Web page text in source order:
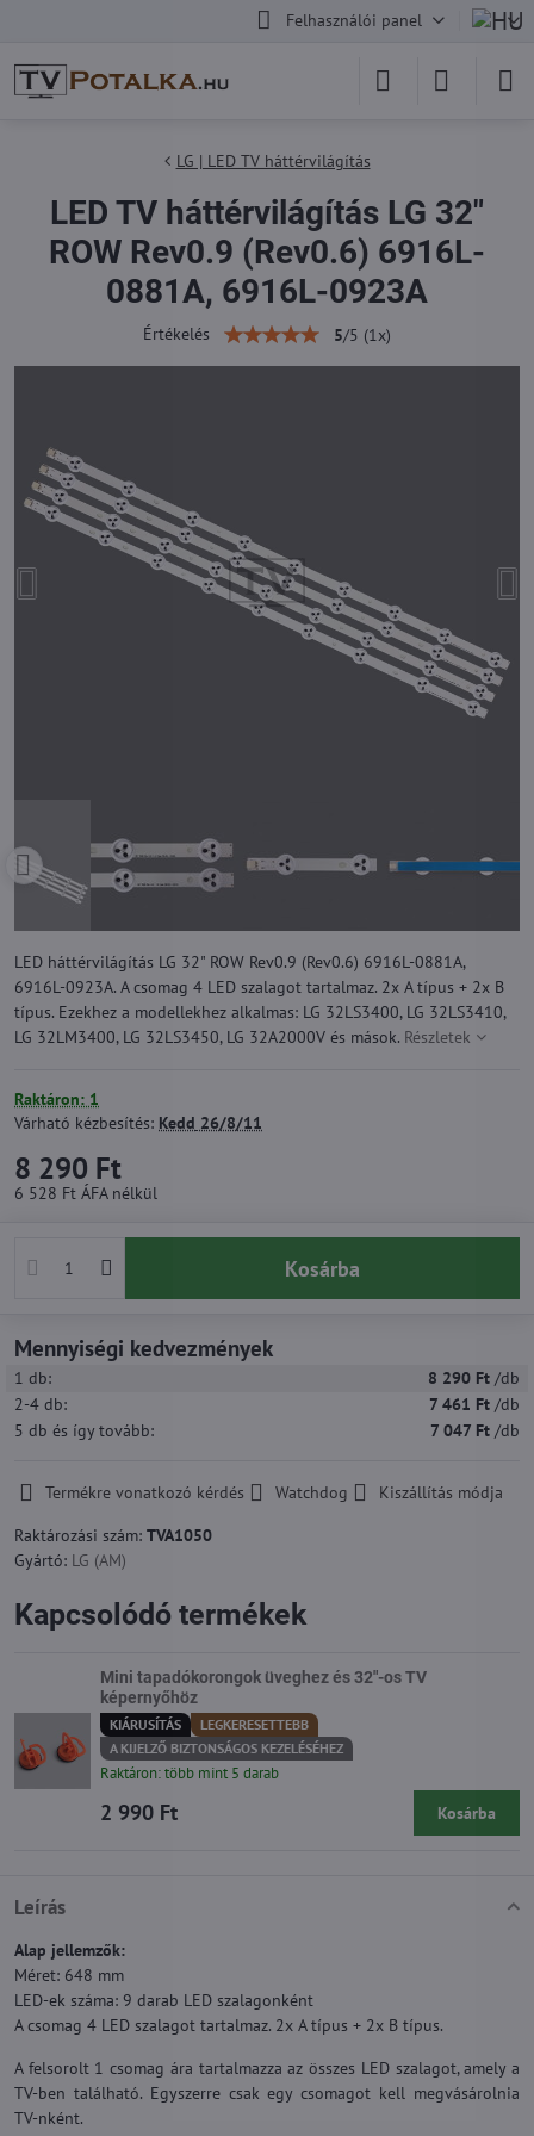
Felhasználói panel
LG | LED TV háttérvilágítás
LED TV háttérvilágítás LG 32"
ROW Rev0.9 (Rev0.6) 6916L-
0881A, 6916L-0923A
Értékelés 5/5 (1 x)
LED háttérvilágítás LG 32" ROW Rev0.9 (Rev0.6) 6916L-0881A,
6916L-0923A. A csomag 4 LED szalagot tartalmaz. 2x A típus + 2x B
típus. Ezekhez a modellekhez alkalmas: LG 32LS3400, LG 32LS3410,
LG 32LM3400, LG 32LS3450, LG 32A2000V és mások. Részletek
Raktáron: 1
Várható kézbesítés: Kedd 26/8/11
8 290 Ft
6 528 Ft ÁFA nélkül
Kosárba
Mennyiségi kedvezmények
1 db: 8 290 Ft /db
2-4 db: 7 461 Ft /db
5 db és így tovább: 7 047 Ft /db
Termékre vonatkozó kérdés Watchdog
Kiszállítás módja
Raktározási szám: TVA1050
Gyártó: LG (AM)
Leírás
Alap jellemzők:
Méret: 648 mm
LED-ek száma: 9 darab LED szalagonként
A csomag 4 LED szalagot tartalmaz. 2x A típus + 2x B típus.
A felsorolt 1 csomag ára tartalmazza az összes LED szalagot, amely a
TV-ben található. Egyszerre csak egy csomagot kell megvásárolnia
TV-nként.
Kapcsolódó termékek
Mini tapadókorongok üveghez és 32"-os TV
képernyőhöz
KIÁRUSÍTÁS
LEGKERESETTEBB
A KIJELZŐ BIZTONSÁGOS KEZELÉSÉHEZ
Raktáron: több mint 5 darab
2 990 Ft Kosárba